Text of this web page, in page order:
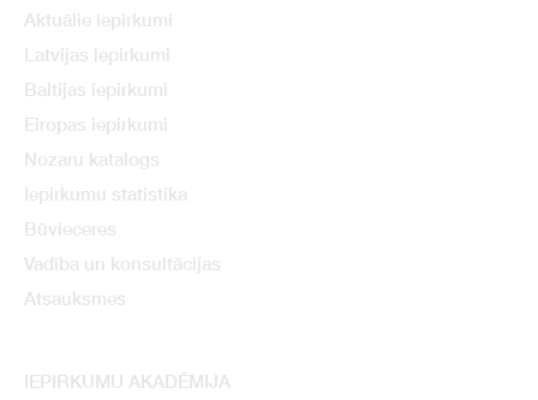
Aktuālie iepirkumi
Latvijas iepirkumi
Baltijas iepirkumi
Eiropas iepirkumi
Nozaru katalogs
Iepirkumu statistika
Būvieceres
Vadība un konsultācijas
Atsauksmes
IEPIRKUMU AKADĒMIJA